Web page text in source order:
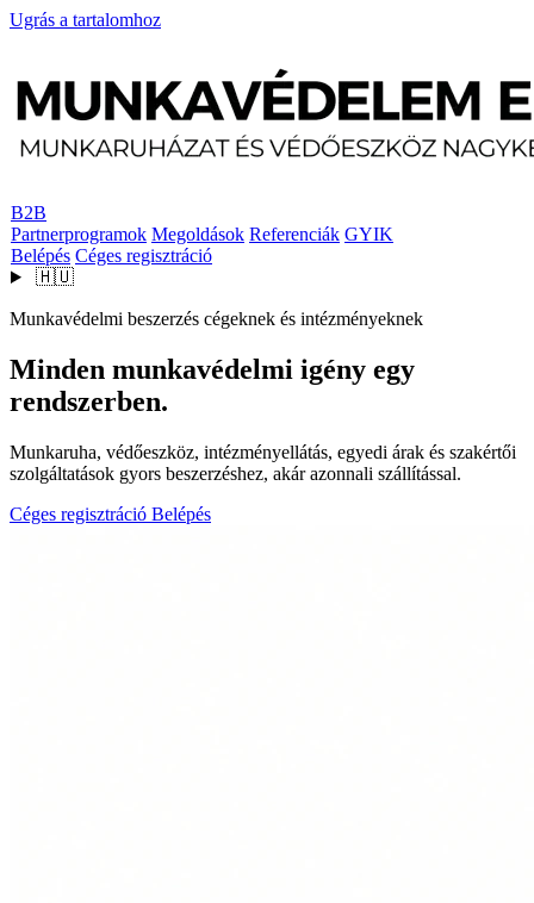
Ugrás a tartalomhoz
B2B
Partnerprogramok Megoldások Referenciák GYIK
Belépés Céges regisztráció
🇭🇺
Munkavédelmi beszerzés cégeknek és intézményeknek
Minden munkavédelmi igény egy
rendszerben.
Munkaruha, védőeszköz, intézményellátás, egyedi árak és szakértői
szolgáltatások gyors beszerzéshez, akár azonnali szállítással.
Céges regisztráció Belépés